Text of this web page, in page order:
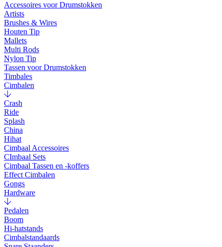
Accessoires voor Drumstokken
Artists
Brushes & Wires
Houten Tip
Mallets
Multi Rods
Nylon Tip
Tassen voor Drumstokken
Timbales
Cimbalen
Crash
Ride
Splash
China
Hihat
Cimbaal Accessoires
CImbaal Sets
Cimbaal Tassen en -koffers
Effect Cimbalen
Gongs
Hardware
Pedalen
Boom
Hi-hatstands
Cimbalstandaards